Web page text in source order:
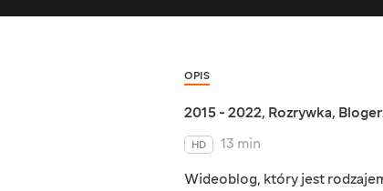
OPIS
2015 - 2022, Rozrywka,
HD
13 min
Wideoblog, który jest